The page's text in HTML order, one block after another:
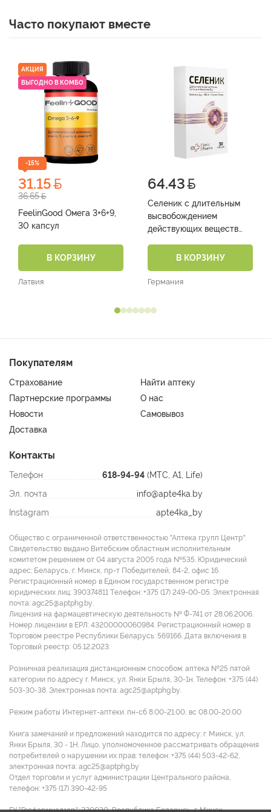
Часто покупают вместе
АКЦИЯ
ВЫГОДНО В КОМБО
31.15
36.65
-15%
FeelinGood Омега 3+6+9,
30 капсул
В КОРЗИНУ
Латвия
64.43
Селеник с длительным
высвобождением
действующих веществ
В КОРЗИНУ
Германия
Покупателям
Страхование
Найти аптеку
Партнерские программы
О нас
Новости
Самовывоз
Доставка
Контакты
Телефон 618-94-94 (МТС, A1, Life)
Эл. почта
info@apte4ka.by
Instagram
apte4ka_by
Общество с ограниченной ответственностью "Аптека групп Центр".
Свидетельство выдано Витебским областным исполнительным
комитетом решением от 04 августа 2005 года №535. Юридический
адрес: Беларусь, г. Минск, пр-т Победителей, 84-2, офис 16.
Регистрационный номер в Едином государственном регистре
юридических лиц: 390374811 Tелефон: +375 (17) 249-00-05. Электронная
почта: agc25@aptphg.by.
Лицензия на фармацевтическую деятельность № Ф-741 от 28.06.2006.
Номер лицензии в ЕРЛ: 43200000060984. Регистрационный номер в
Торговом реестре Республики Беларусь: 569166. Дата включения в
Торговый реестр: 05.12.2023.
Розничная реализация дистанционным способом: аптека №25 пятой
категории по адресу г. Минск, ул. Янки Брыля, 30-1н. Телефон: +375 (44)
503-30-38. Электронная почта: agc25@aptphg.by.
Режим работы Интернет-аптеки: пн-сб 8.00-21.00, вс 08.00-20.00
Книга замечаний и предложений находится по адресу: г. Минск, ул.
Янки Брыля, 30 - 1Н. Лицо, уполномоченное рассматривать обращения
потребителей о нарушении их прав: телефон: +375 (44) 503-42-62,
электронная почта: agc25@aptphg.by
Отдел торговли и услуг администрации Центрального района,
телефон: +375 (17) 390-42-95
ГУ "Госфармнадзор": 220030, Республика Беларусь, г. Минск,